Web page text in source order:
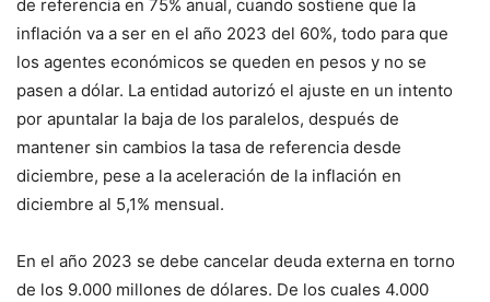
de referencia en 75% anual, cuando sostiene que la
inflación va a ser en el año 2023 del 60%, todo para que
los agentes económicos se queden en pesos y no se
pasen a dólar. La entidad autorizó el ajuste en un intento
por apuntalar la baja de los paralelos, después de
mantener sin cambios la tasa de referencia desde
diciembre, pese a la aceleración de la inflación en
diciembre al 5,1% mensual.
En el año 2023 se debe cancelar deuda externa en torno
de los 9.000 millones de dólares. De los cuales 4.000